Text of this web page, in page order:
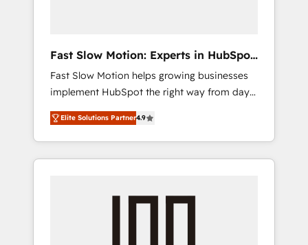
reporting - Workflow automation and data
clean-up - Sales enablement and team
training - Ongoing optimisation and RevOps
support Based in Leeds and London, we
partner with SMEs across the UK who are
ready to turn HubSpot into the growth
engine it’s meant to be.
Fast Slow Motion: Experts in HubSpot
& Salesforce
Fast Slow Motion helps growing businesses
implement HubSpot the right way from day
one — with the flexibility to scale as
complexity increases. Highly certified in both
HubSpot and Salesforce, we bring deep
experience in CRM implementation,
growing mid-market and enterprise
Elite Solutions Partner4.9